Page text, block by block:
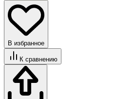
В избранное
К сравнению